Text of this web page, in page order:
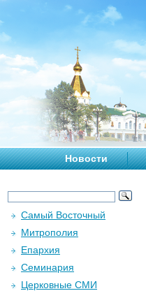
Новости
Самый Восточный
Митрополия
Епархия
Семинария
Церковные СМИ